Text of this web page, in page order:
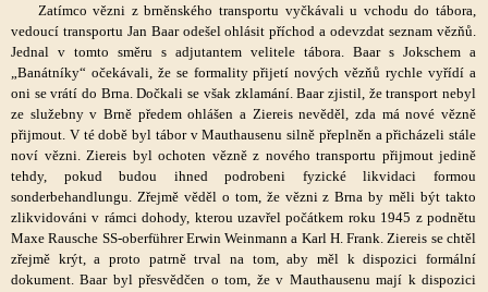
Zatímco vězni z brněnského transportu vyčkávali u vchodu do tábora,
vedoucí transportu Jan Baar odešel ohlásit příchod a odevzdat seznam vězňů.
Jednal v tomto směru s adjutantem velitele tábora. Baar s Jokschem a
„Banátníky“ očekávali, že se formality přijetí nových vězňů rychle vyřídí a
oni se vrátí do Brna. Dočkali se však zklamání. Baar zjistil, že transport nebyl
ze služebny v Brně předem ohlášen a Ziereis nevěděl, zda má nové vězně
přijmout. V té době byl tábor v Mauthausenu silně přeplněn a přicházeli stále
noví vězni. Ziereis byl ochoten vězně z nového transportu přijmout jedině
tehdy, pokud budou ihned podrobeni fyzické likvidaci formou
sonderbehandlungu. Zřejmě věděl o tom, že vězni z Brna by měli být takto
zlikvidováni v rámci dohody, kterou uzavřel počátkem roku 1945 z podnětu
Maxe Rausche SS-oberführer Erwin Weinmann a Karl H. Frank. Ziereis se chtěl
zřejmě krýt, a proto patrně trval na tom, aby měl k dispozici formální
dokument. Baar byl přesvědčen o tom, že v Mauthausenu mají k dispozici